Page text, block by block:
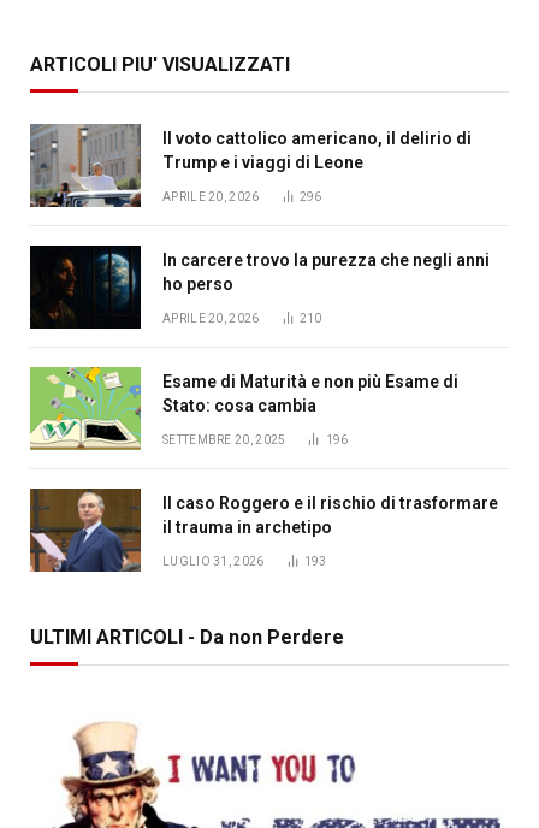
ARTICOLI PIU' VISUALIZZATI
Il voto cattolico americano, il delirio di
Trump e i viaggi di Leone
APRILE 20, 2026 296
In carcere trovo la purezza che negli anni
ho perso
APRILE 20, 2026 210
Esame di Maturità e non più Esame di
Stato: cosa cambia
SETTEMBRE 20, 2025 196
Il caso Roggero e il rischio di trasformare
il trauma in archetipo
LUGLIO 31, 2026 193
ULTIMI ARTICOLI - Da non Perdere